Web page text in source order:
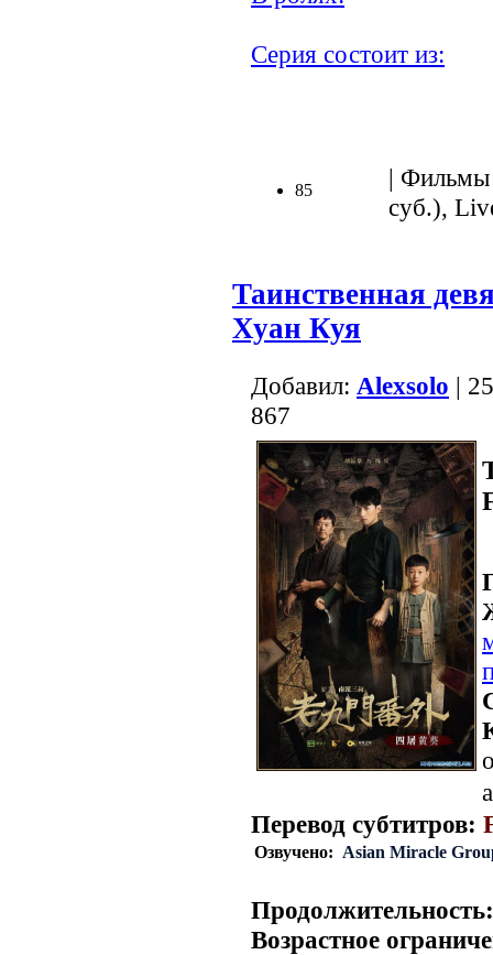
Серия состоит из:
85
| Фильмы
суб.),
Таинственная
Хуан Куя
Добавил: Alexsolo |
867
Перевод субтитров:
Озвучено: Asian Miracle
Продолжительность:
Возрастное